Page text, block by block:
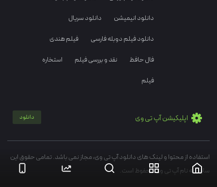
دانلود انیمیشن دانلود سریال
دانلود فیلم دوبله فارسی فیلم هندی
فال حافظ نقد و بررسی فیلم استخاره
فیلم
اپلیکیشن آپ تی وی دانلود
استفاده از محتوا و لینک های دانلود آپ تی وی، مجاز نمی باشد. تمامی حقوق این
سایت به نام آپ تی وی محفوظ است.